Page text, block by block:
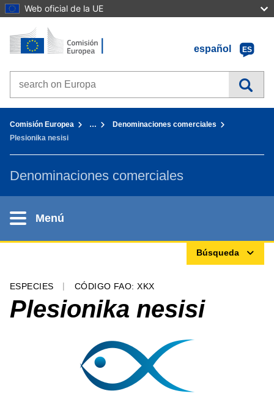
Web oficial de la UE
Ir al contenido
Inicio - Comisión Europea
español
ES
Search on Europa websites
Comisión Europea …
Denominaciones comerciales
Plesionika nesisi
Denominaciones comerciales
Menú
Búsqueda
ESPECIES CÓDIGO FAO: XKX
Plesionika nesisi